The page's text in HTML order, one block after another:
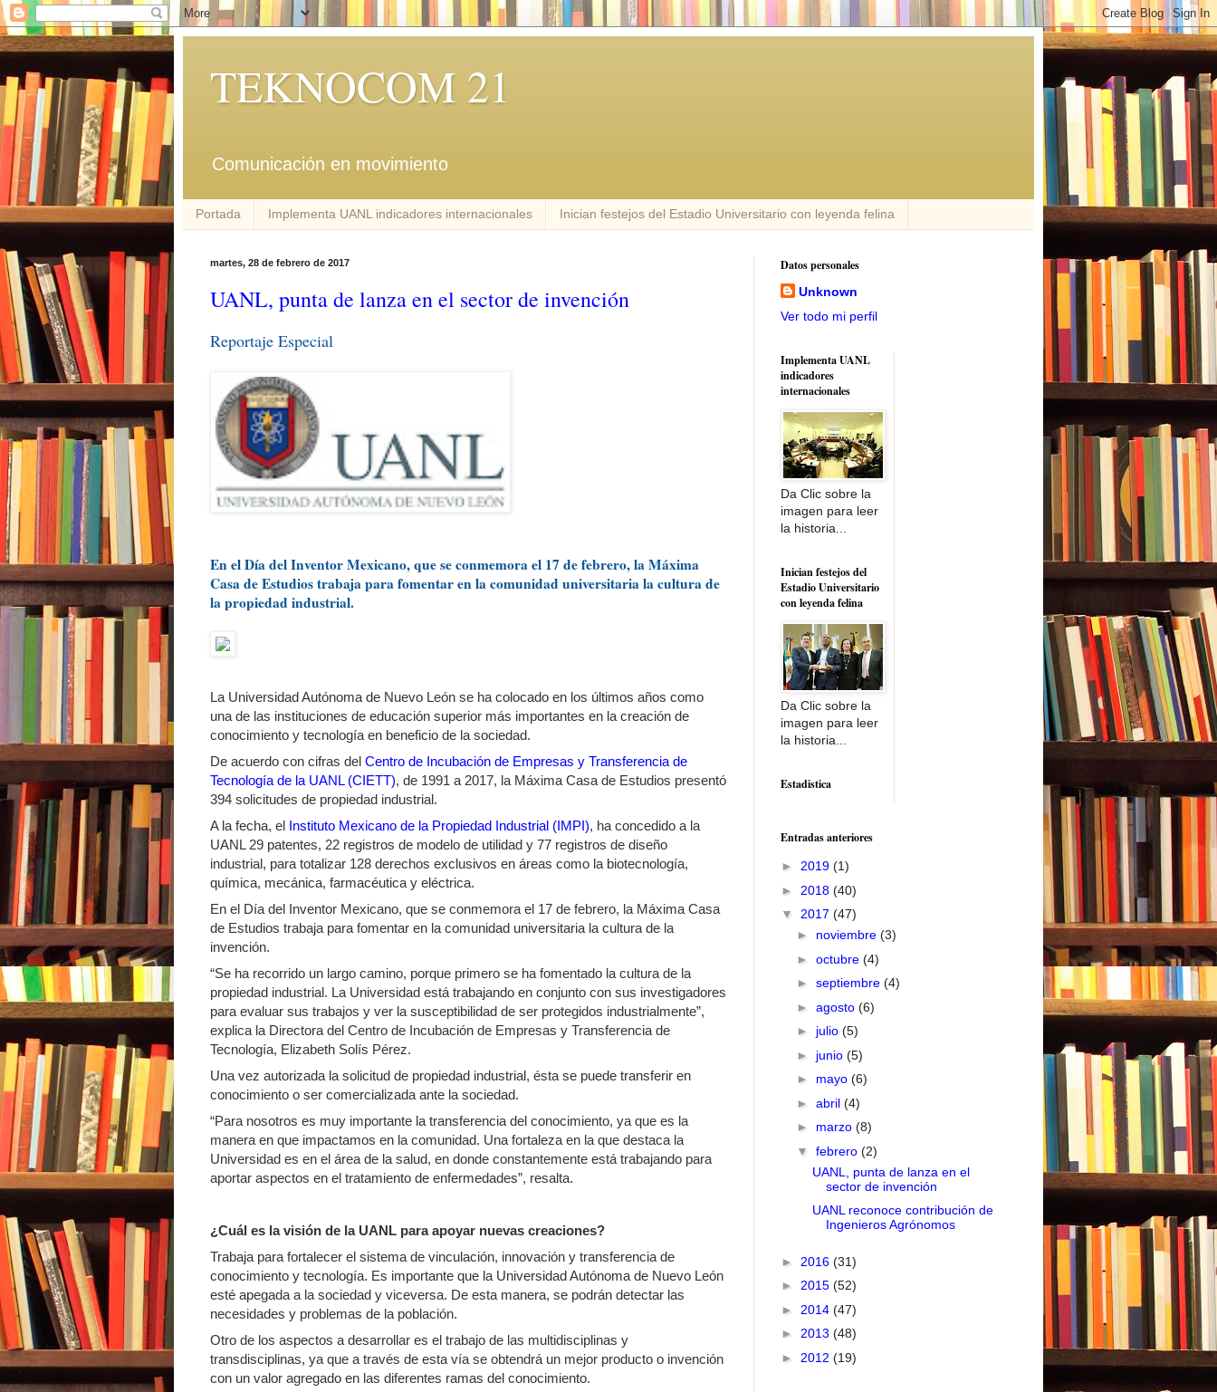
TEKNOCOM 21
Comunicación en movimiento
Portada Implementa UANL indicadores internacionales Inician festejos del Estadio Universitario con leyenda felina
martes, 28 de febrero de 2017
UANL, punta de lanza en el sector de invención
Reportaje Especial
En el Día del Inventor Mexicano, que se conmemora el 17 de febrero, la Máxima
Casa de Estudios trabaja para fomentar en la comunidad universitaria la cultura de
la propiedad industrial.
La Universidad Autónoma de Nuevo León se ha colocado en los últimos años como
una de las instituciones de educación superior más importantes en la creación de
conocimiento y tecnología en beneficio de la sociedad.
De acuerdo con cifras del Centro de Incubación de Empresas y Transferencia de
Tecnología de la UANL (CIETT), de 1991 a 2017, la Máxima Casa de Estudios presentó
394 solicitudes de propiedad industrial.
A la fecha, el
Instituto Mexicano de la Propiedad Industrial (IMPI), ha concedido a la
UANL 29 patentes, 22 registros de modelo de utilidad y 77 registros de diseño
industrial, para totalizar 128 derechos exclusivos en áreas como la biotecnología,
química, mecánica, farmacéutica y eléctrica.
En el Día del Inventor Mexicano, que se conmemora el 17 de febrero, la Máxima Casa
de Estudios trabaja para fomentar en la comunidad universitaria la cultura de la
invención.
“Se ha recorrido un largo camino, porque primero se ha fomentado la cultura de la
propiedad industrial. La Universidad está trabajando en conjunto con sus investigadores
para evaluar sus trabajos y ver la susceptibilidad de ser protegidos industrialmente”,
explica la Directora del Centro de Incubación de Empresas y Transferencia de
Tecnología, Elizabeth Solís Pérez.
Una vez autorizada la solicitud de propiedad industrial, ésta se puede transferir en
conocimiento o ser comercializada ante la sociedad.
“Para nosotros es muy importante la transferencia del conocimiento, ya que es la
manera en que impactamos en la comunidad. Una fortaleza en la que destaca la
Universidad es en el área de la salud, en donde constantemente está trabajando para
aportar aspectos en el tratamiento de enfermedades”, resalta.
¿Cuál es la visión de la UANL para apoyar nuevas creaciones?
Trabaja para fortalecer el sistema de vinculación, innovación y transferencia de
conocimiento y tecnología. Es importante que la Universidad Autónoma de Nuevo León
esté apegada a la sociedad y viceversa. De esta manera, se podrán detectar las
necesidades y problemas de la población.
Otro de los aspectos a desarrollar es el trabajo de las multidisciplinas y
transdisciplinas, ya que a través de esta vía se obtendrá un mejor producto o invención
con un valor agregado en las diferentes ramas del conocimiento.
Datos personales
Unknown
Ver todo mi perfil
Implementa UANL
indicadores
internacionales
Da Clic sobre la
imagen para leer
la historia...
Inician festejos del
Estadio Universitario
con leyenda felina
Da Clic sobre la
imagen para leer
la historia...
Estadistica
Entradas anteriores
► 2019 (1)
► 2018 (40)
▼ 2017 (47)
► noviembre (3)
► octubre (4)
► septiembre (4)
► agosto (6)
► julio (5)
► junio (5)
► mayo (6)
► abril (4)
► marzo (8)
▼ febrero (2)
UANL, punta de lanza en el
sector de invención
UANL reconoce contribución de
Ingenieros Agrónomos
► 2016 (31)
► 2015 (52)
► 2014 (47)
► 2013 (48)
► 2012 (19)